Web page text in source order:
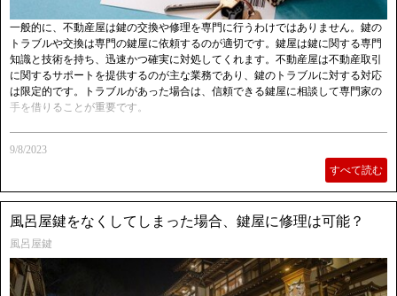
一般的に、不動産屋は鍵の交換や修理を専門に行うわけではありません。鍵の
トラブルや交換は専門の鍵屋に依頼するのが適切です。鍵屋は鍵に関する専門
知識と技術を持ち、迅速かつ確実に対処してくれます。不動産屋は不動産取引
に関するサポートを提供するのが主な業務であり、鍵のトラブルに対する対応
は限定的です。トラブルがあった場合は、信頼できる鍵屋に相談して専門家の
手を借りることが重要です。
9/8/2023
すべて読む
風呂屋鍵をなくしてしまった場合、鍵屋に修理は可能？
風呂屋鍵